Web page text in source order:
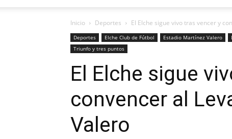
Inicio Deportes El Elche sigue vivo tras vencer y
Deportes Elche Club de Fútbol Estadio Martínez Valero
Triunfo y tres puntos
El Elche sigue
convencer al
Valero